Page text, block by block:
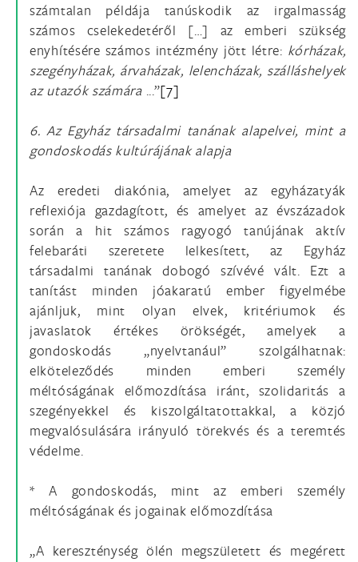
számtalan példája tanúskodik az irgalmasság
számos cselekedetéről […] az emberi szükség
enyhítésére számos intézmény jött létre: kórházak,
szegényházak, árvaházak, lelencházak, szálláshelyek
az utazók számára...”[7]
6. Az Egyház társadalmi tanának alapelvei, mint a
gondoskodás kultúrájának alapja
Az eredeti diakónia, amelyet az egyházatyák
reflexiója gazdagított, és amelyet az évszázadok
során a hit számos ragyogó tanújának aktív
felebaráti szeretete lelkesített, az Egyház
társadalmi tanának dobogó szívévé vált. Ezt a
tanítást minden jóakaratú ember figyelmébe
ajánljuk, mint olyan elvek, kritériumok és
javaslatok értékes örökségét, amelyek a
gondoskodás „nyelvtanául” szolgálhatnak:
elköteleződés minden emberi személy
méltóságának előmozdítása iránt, szolidaritás a
szegényekkel és kiszolgáltatottakkal, a közjó
megvalósulására irányuló törekvés és a teremtés
védelme.
* A gondoskodás, mint az emberi személy
méltóságának és jogainak előmozdítása
„A kereszténység ölén megszületett és megérett